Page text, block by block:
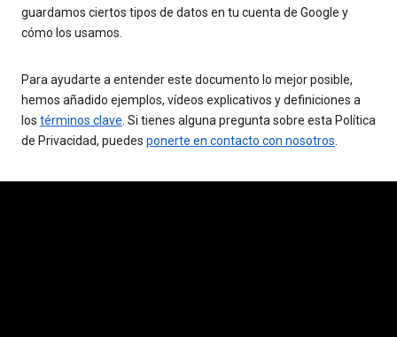
guardamos ciertos tipos de datos en tu cuenta de Google y
cómo los usamos.
Para ayudarte a entender este documento lo mejor posible,
hemos añadido ejemplos, vídeos explicativos y definiciones a
los términos clave . Si tienes alguna pregunta sobre esta Política
de Privacidad, puedes ponerte en contacto con nosotros